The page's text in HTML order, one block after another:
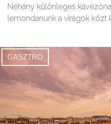
Néhány különleges
lemondanunk a virágok közt
GASZTRO